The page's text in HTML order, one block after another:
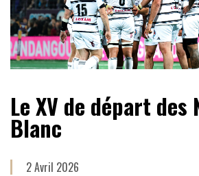
Le XV de départ des
Blanc
2 Avril 2026